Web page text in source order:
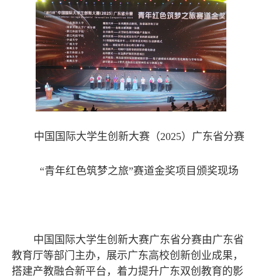
中国国际大学生创新大赛（2025）广东省分赛
“青年红色筑梦之旅”赛道金奖项目颁奖现场
中国国际大学生创新大赛广东省分赛由广东省
教育厅等部门主办，展示广东高校创新创业成果，
搭建产教融合新平台，着力提升广东双创教育的影